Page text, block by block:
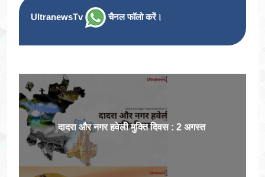
UltranewsTv चैनल फॉलो करें।
दादरा और नगर हवेली मुक्ति दिवस : 2 अगस्त